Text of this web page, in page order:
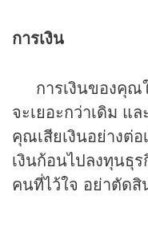
การเงิน
การเงินของคุณ
จะเยอะกว่าเดิม แ
คุณเสียเงินอย่างต่
เงินก้อนไปลงทุนธุ
คนที่ไว้ใจ อย่าตัดสิ